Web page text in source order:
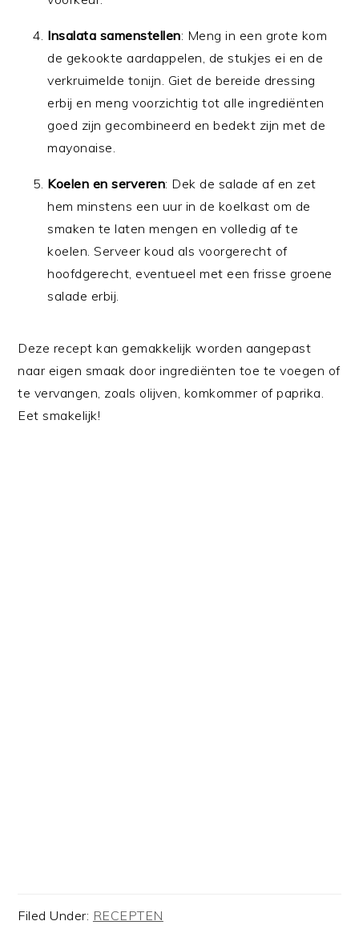
Insalata samenstellen: Meng in een grote kom
de gekookte aardappelen, de stukjes ei en de
verkruimelde tonijn. Giet de bereide dressing
erbij en meng voorzichtig tot alle ingrediënten
goed zijn gecombineerd en bedekt zijn met de
mayonaise.
Koelen en serveren: Dek de salade af en zet
hem minstens een uur in de koelkast om de
smaken te laten mengen en volledig af te
koelen. Serveer koud als voorgerecht of
hoofdgerecht, eventueel met een frisse groene
salade erbij.
Deze recept kan gemakkelijk worden aangepast
naar eigen smaak door ingrediënten toe te voegen of
te vervangen, zoals olijven, komkommer of paprika.
Eet smakelijk!
Filed Under: RECEPTEN